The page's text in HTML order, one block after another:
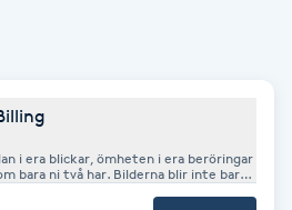
i era blickar, ömheten i era beröringar
Bilderna blir inte bara